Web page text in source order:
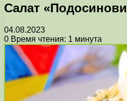
Салат
04.08.2023
0 Время чтения: 1 минута